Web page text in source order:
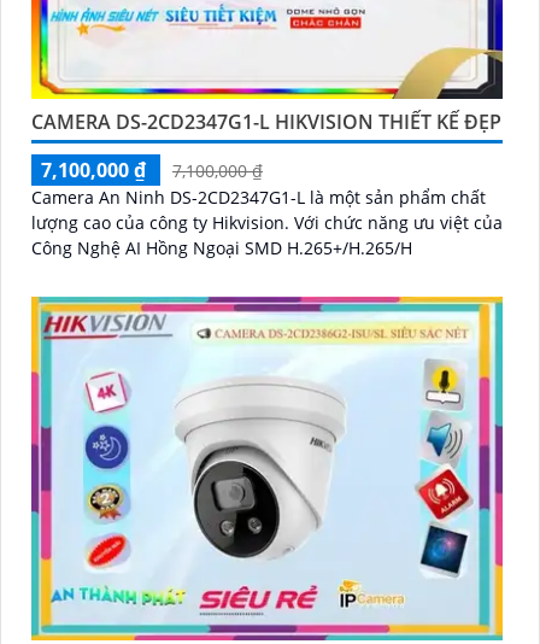
CAMERA DS-2CD2347G1-L HIKVISION THIẾT KẾ ĐẸP
7,100,000 ₫
7,100,000 ₫
Camera An Ninh DS-2CD2347G1-L là một sản phẩm chất
lượng cao của công ty Hikvision. Với chức năng ưu việt của
Công Nghệ AI Hồng Ngoại SMD H.265+/H.265/H